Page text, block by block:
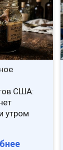
США:
утром